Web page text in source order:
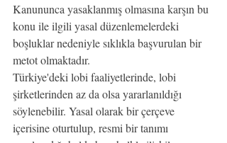
Kanununca yasaklanmış olmasına karşın bu
konu ile ilgili yasal düzenlemelerdeki
boşluklar nedeniyle sıklıkla başvurulan bir
metot olmaktadır.
Türkiye'deki lobi faaliyetlerinde, lobi
şirketlerinden az da olsa yararlanıldığı
söylenebilir. Yasal olarak bir çerçeve
içerisine oturtulup, resmi bir tanımı